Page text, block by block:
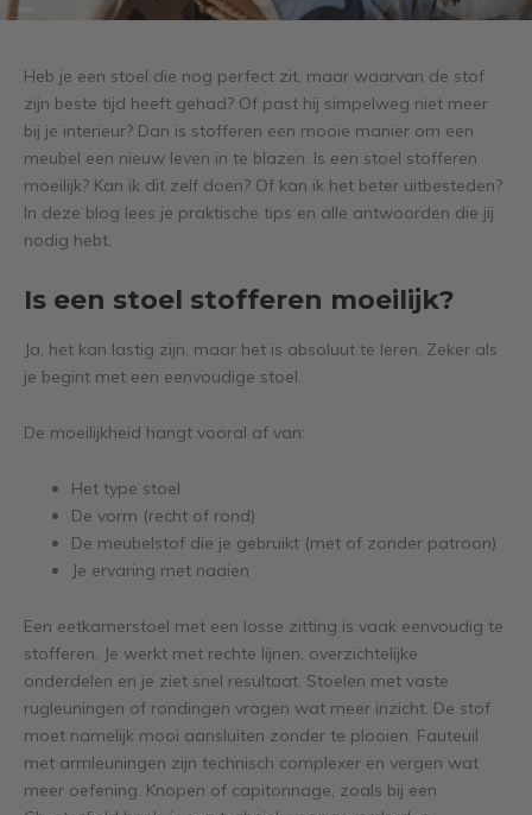
Heb je een stoel die nog perfect zit, maar waarvan de stof
zijn beste tijd heeft gehad? Of past hij simpelweg niet meer
bij je interieur? Dan is stofferen een mooie manier om een
meubel een nieuw leven in te blazen. Is een stoel stofferen
moeilijk? Kan ik dit zelf doen? Of kan ik het beter uitbesteden?
In deze blog lees je praktische tips en alle antwoorden die jij
nodig hebt.
Is een stoel stofferen moeilijk?
Ja, het kan lastig zijn, maar het is absoluut te leren. Zeker als
je begint met een eenvoudige stoel.
De moeilijkheid hangt vooral af van:
Het type stoel
De vorm (recht of rond)
De meubelstof die je gebruikt (met of zonder patroon)
Je ervaring met naaien
Een eetkamerstoel met een losse zitting is vaak eenvoudig te
stofferen. Je werkt met rechte lijnen, overzichtelijke
onderdelen en je ziet snel resultaat. Stoelen met vaste
rugleuningen of rondingen vragen wat meer inzicht. De stof
moet namelijk mooi aansluiten zonder te plooien. Fauteuil
met armleuningen zijn technisch complexer en vergen wat
meer oefening. Knopen of capitonnage, zoals bij een